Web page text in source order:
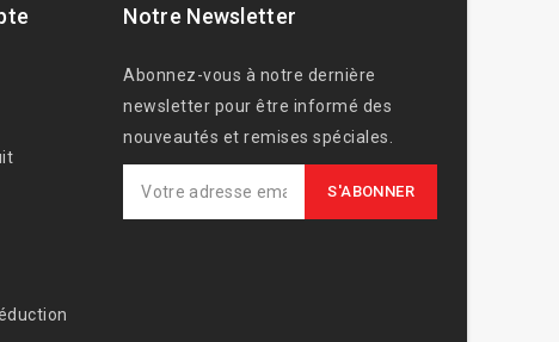
Notre Newsletter
Abonnez-vous à notre dernière
newsletter pour être informé des
nouveautés et remises spéciales.